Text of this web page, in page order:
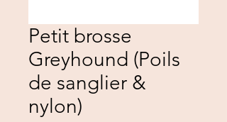
Petit brosse
Greyhound (Poils
de sanglier &
nylon)